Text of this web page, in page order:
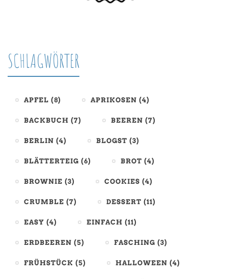
SCHLAGWÖRTER
APFEL (8) APRIKOSEN (4)
BACKBUCH (7) BEEREN (7)
BERLIN (4) BLOGST (3)
BLÄTTERTEIG (6) BROT (4)
BROWNIE (3) COOKIES (4)
CRUMBLE (7) DESSERT (11)
EASY (4) EINFACH (11)
ERDBEEREN (5) FASCHING (3)
FRÜHSTÜCK (5) HALLOWEEN (4)